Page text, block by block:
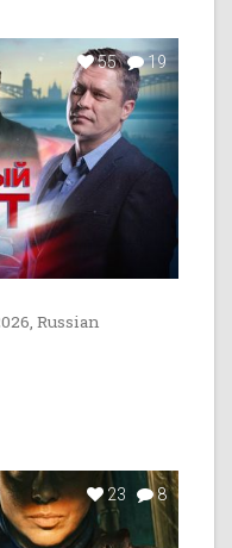
55 19
Russian
23 8